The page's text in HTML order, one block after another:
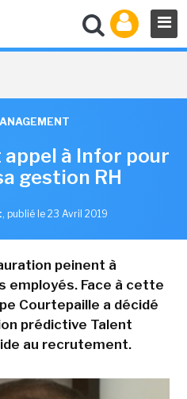
à Infor pour
gestion RH
, publié le 23 Avril 2019
peinent à
employés. Face à cette
Courtepaille a décidé
prédictive Talent
au recrutement.